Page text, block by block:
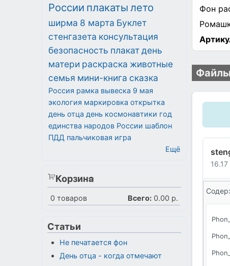
Фон
России плакаты лето
ширма 8 марта Буклет
стенгазета консультация
безопасность плакатдень
матери раскраска животные
семья мини-книга сказка
Россия рамка вывеска 9 мая
экология маркировка открытка
день отца день космонавтики год
единства народов России шаблон
ПДД пальчиковая игра
Ещё
Корзина
0 товаров Всего: 0.00 р.
Статьи
Не печатается фон
День отца - когда отмечают